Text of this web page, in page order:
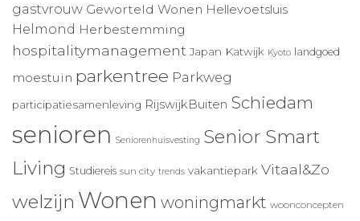
gastvrouw Geworteld Wonen Hellevoetsluis
Helmond Herbestemming
hospitalitymanagement Japan Katwijk Kyoto landgoed
moestuin parkentree Parkweg
participatiesamenleving RijswijkBuiten Schiedam
senioren Seniorenhuisvesting Senior Smart
Living Studiereis sun city trends vakantiepark Vitaal&Zo
welzijn Wonen woningmarkt woonconcepten